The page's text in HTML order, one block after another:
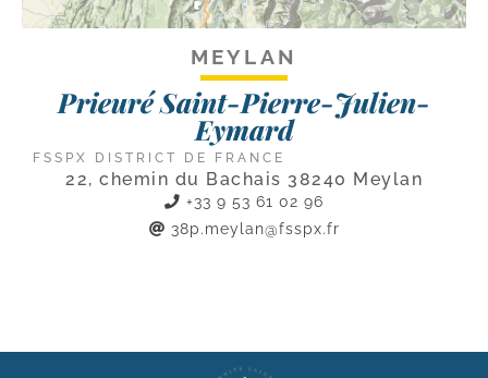
MEYLAN
Prieuré Saint-Pierre-Julien-
Eymard
FSSPX DISTRICT DE FRANCE
22, chemin du Bachais 38240 Meylan
+33 9 53 61 02 96
38p.meylan@fsspx.fr